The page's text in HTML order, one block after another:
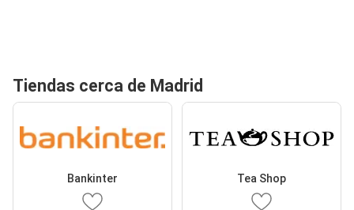
Tiendas cerca de Madrid
Bankinter Tea Shop